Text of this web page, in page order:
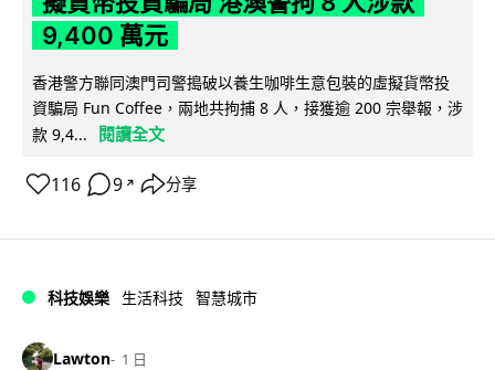
9,400 萬元
香港警方聯同澳門司警搗破以養生咖啡生意包裝的虛擬貨幣投
資騙局 Fun Coffee，兩地共拘捕 8 人，接獲逾 200 宗舉報，涉
款 9,4...
閱讀全文
116 9 ↗ 分享
科技娛樂 生活科技 智慧城市
Lawton 1 日